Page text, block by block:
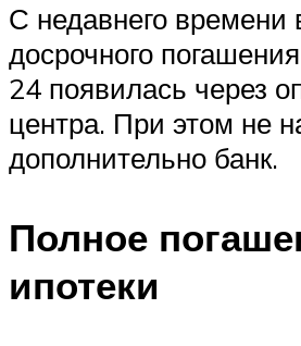
С недавнего времени
досрочного
24 появилась через
центра. При этом не
дополнительно банк.
Полное
ипотеки